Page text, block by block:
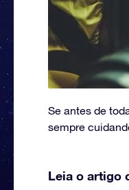
Se antes de
sempre
Leia o artigo